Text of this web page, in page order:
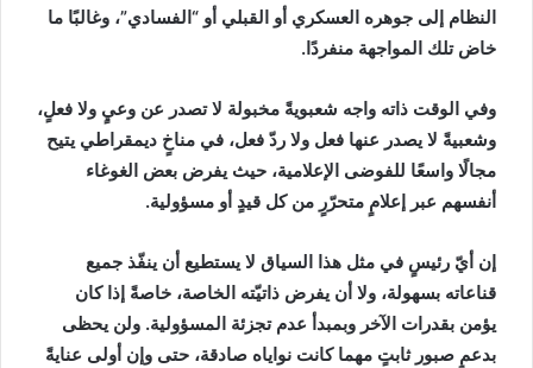
النظام إلى جوهره العسكري أو القبلي أو “الفسادي”، وغالبًا ما
خاض تلك المواجهة منفردًا.
وفي الوقت ذاته واجه شعبويةً مخبولة لا تصدر عن وعيٍ ولا فعلٍ،
وشعبيةً لا يصدر عنها فعل ولا ردّ فعل، في مناخٍ ديمقراطي يتيح
مجالًا واسعًا للفوضى الإعلامية، حيث يفرض بعض الغوغاء
أنفسهم عبر إعلامٍ متحرّرٍ من كل قيدٍ أو مسؤولية.
إن أيّ رئيسٍ في مثل هذا السياق لا يستطيع أن ينفّذ جميع
قناعاته بسهولة، ولا أن يفرض ذاتيّته الخاصة، خاصةً إذا كان
يؤمن بقدرات الآخر وبمبدأ عدم تجزئة المسؤولية. ولن يحظى
بدعمٍ صبور ثابتٍ مهما كانت نواياه صادقة، حتى وإن أولى عنايةً